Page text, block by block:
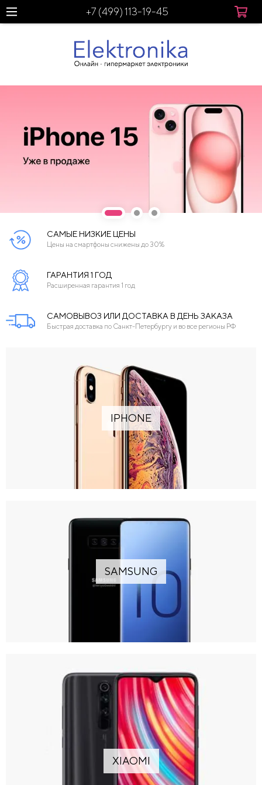
+7 (499) 113-19-45
САМЫЕ НИЗКИЕ ЦЕНЫ
Цены на смартфоны снижены до 30%
ГАРАНТИЯ 1 ГОД
Расширенная гарантия 1 год
САМОВЫВОЗ ИЛИ ДОСТАВКА В ДЕНЬ ЗАКАЗА
Быстрая доставка по Санкт-Петербургу и во все регионы РФ
IPHONE
SAMSUNG
XIAOMI